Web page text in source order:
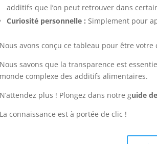
additifs que l’on peut retrouver dans
Curiosité personnelle : Simplement pour
Nous avons conçu ce tableau pour être
Nous savons que la transparence est
monde complexe des additifs alimentaires.
N’attendez plus ! Plongez dans notre guide
La connaissance est à portée de clic !